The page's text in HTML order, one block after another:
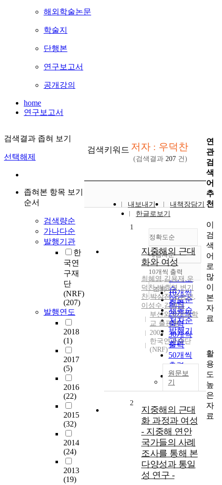
해외학술논문
학술지
단행본
연구보고서
공개강의
home
연구보고서
검색결과 좁혀 보기
선택해제
좁혀본 항목 보기
순서
검색량순
가나다순
발행기관
한
국연
구재
단
(NRF)
(207)
발행연도
2018
(1)
2017
(5)
2016
(22)
2015
(32)
2014
(24)
2013
(19)
검색키워드 저자 : 우덕찬
(검색결과 207 건)
내보내기
내책장담기
한글로보기
정확도순
정확도
순
인기도
순
연도순
제목순
저자순
발행기
관순
내림차순
내림차순
10개씩 출력
10개씩
출력
20개씩
출력
30개씩
출력
50개씩
출력
100개씩
출력
조회
1
지중해의 근대
화와 여성
최혜영,김용재,우
덕찬,박효영 ,변기
찬,박상진,오승은,
이성수,김경심
부산외국어대학
교 출판부
2005
한국연구재단
(NRF)
원문보
기
2
지중해의 근대
화 과정과 여성
- 지중해 연안
국가들의 사례
조사를 통해 본
다양성과 통일
성 연구 -
연
관
검
색
어
추
천
이
검
색
어
로
많
이
본
자
료
활
용
도
높
은
자
료